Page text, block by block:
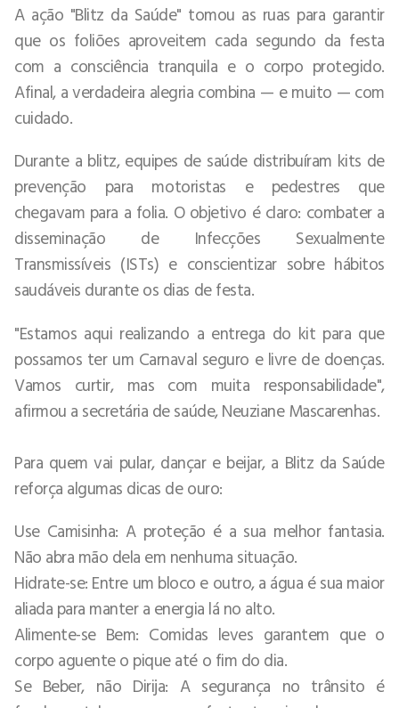
A ação "Blitz da Saúde" tomou as ruas para garantir
que os foliões aproveitem cada segundo da festa
com a consciência tranquila e o corpo protegido.
Afinal, a verdadeira alegria combina — e muito — com
cuidado.
Durante a blitz, equipes de saúde distribuíram kits de
prevenção para motoristas e pedestres que
chegavam para a folia. O objetivo é claro: combater a
disseminação de Infecções Sexualmente
Transmissíveis (ISTs) e conscientizar sobre hábitos
saudáveis durante os dias de festa.
"Estamos aqui realizando a entrega do kit para que
possamos ter um Carnaval seguro e livre de doenças.
Vamos curtir, mas com muita responsabilidade",
afirmou a secretária de saúde, Neuziane Mascarenhas.
Para quem vai pular, dançar e beijar, a Blitz da Saúde
reforça algumas dicas de ouro:
Use Camisinha: A proteção é a sua melhor fantasia.
Não abra mão dela em nenhuma situação.
Hidrate-se: Entre um bloco e outro, a água é sua maior
aliada para manter a energia lá no alto.
Alimente-se Bem: Comidas leves garantem que o
corpo aguente o pique até o fim do dia.
Se Beber, não Dirija: A segurança no trânsito é